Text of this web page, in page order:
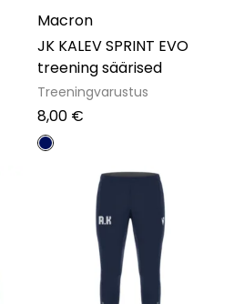
Macron
JK KALEV SPRINT EVO
treening säärised
Treeningvarustus
8,00 €